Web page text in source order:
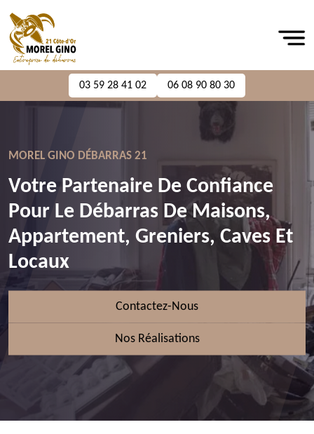
03 59 28 41 02 06 08 90 80 30
MOREL GINO DÉBARRAS 21
Votre Partenaire De Confiance
Pour Le Débarras De Maisons,
Appartement, Greniers, Caves Et
Locaux
Contactez-Nous
Nos Réalisations